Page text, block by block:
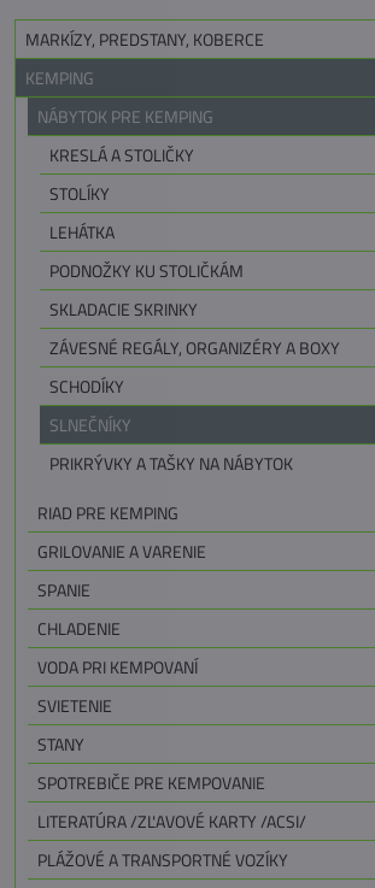
MARKÍZY, PREDSTANY, KOBERCE
KEMPING
NÁBYTOK PRE KEMPING
KRESLÁ A STOLIČKY
STOLÍKY
LEHÁTKA
PODNOŽKY KU STOLIČKÁM
SKLADACIE SKRINKY
ZÁVESNÉ REGÁLY, ORGANIZÉRY A BOXY
SCHODÍKY
SLNEČNÍKY
PRIKRÝVKY A TAŠKY NA NÁBYTOK
RIAD PRE KEMPING
GRILOVANIE A VARENIE
SPANIE
CHLADENIE
VODA PRI KEMPOVANÍ
SVIETENIE
STANY
SPOTREBIČE PRE KEMPOVANIE
LITERATÚRA /ZĽAVOVÉ KARTY /ACSI/
PLÁŽOVÉ A TRANSPORTNÉ VOZÍKY